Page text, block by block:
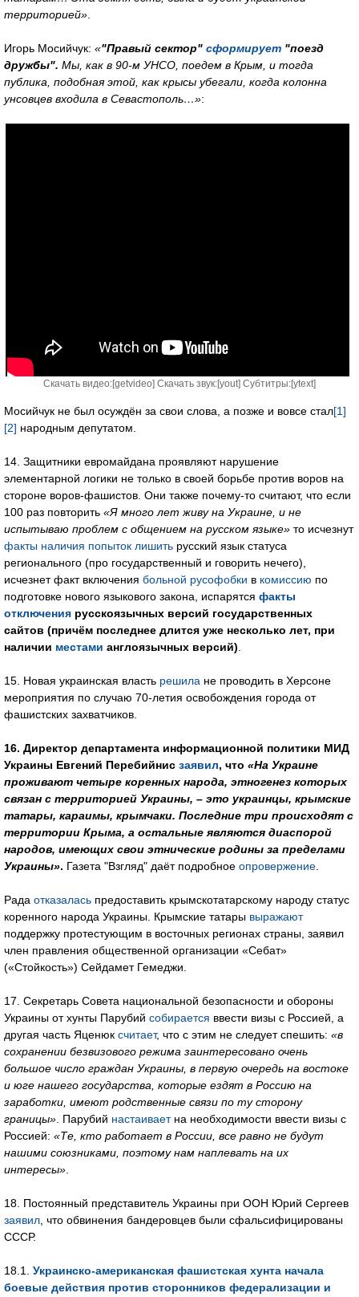
территорией»
Игорь Мосийчук: «"Правый сектор" сформирует "поезд
дружбы". Мы, как в 90-м УНСО, поедем в Крым, и тогда
публика, подобная этой, как крысы убегали, когда колонна
унсовцев входила в Севастополь…»:
Скачать видео:[getvideo] Скачать звук:[yout] Субтитры:[ytext]
Мосийчук не был осуждён за свои слова, а позже и вовсе стал[1]
[2] народным депутатом.
14. Защитники евромайдана проявляют нарушение
элементарной логики не только в своей борьбе против воров на
стороне воров-фашистов. Они также почему-то считают, что если
100 раз повторить «Я много лет живу на Украине, и не
испытываю проблем с общением на русском языке» то исчезнут
факты наличия попыток лишить русский язык статуса
регионального (про государственный и говорить нечего),
исчезнет факт включения больной русофобки в комиссию по
подготовке нового языкового закона, испарятся факты
отключения русскоязычных версий государственных
сайтов (причём последнее длится уже несколько лет, при
наличии местами англоязычных версий)
15. Новая украинская власть решила не проводить в Херсоне
мероприятия по случаю 70-летия освобождения города от
фашистских захватчиков.
16. Директор департамента информационной политики МИД
Украины Евгений Перебийнис заявил, что «На Украине
проживают четыре коренных народа, этногенез которых
связан с территорией Украины, – это украинцы, крымские
татары, караимы, крымчаки. Последние три происходят с
территории Крыма, а остальные являются диаспорой
народов, имеющих свои этнические родины за пределами
Украины». Газета "Взгляд" даёт подробное опровержение
Рада отказалась предоставить крымскотатарскому народу статус
коренного народа Украины. Крымские татары выражают
поддержку протестующим в восточных регионах страны, заявил
член правления общественной организации «Себат»
(«Стойкость») Сейдамет Гемеджи.
17. Секретарь Совета национальной безопасности и обороны
Украины от хунты Парубий собирается ввести визы с Россией, а
другая часть Яценюк считает, что с этим не следует спешить: «в
сохранении безвизового режима заинтересовано очень
большое число граждан Украины, в первую очередь на востоке
и юге нашего государства, которые ездят в Россию на
заработки, имеют родственные связи по ту сторону
границы» . Парубий настаиваетна необходимости ввести визы с
Россией: «Те, кто работает в России, все равно не будут
нашими союзниками, поэтому нам наплевать на их
интересы»
18. Постоянный представитель Украины при ООН Юрий Сергеев
заявил , что обвинения бандеровцев были сфальсифицированы
СССР.
18.1. Украинско-американская фашистская хунта начала
боевые действия против сторонников федерализации и